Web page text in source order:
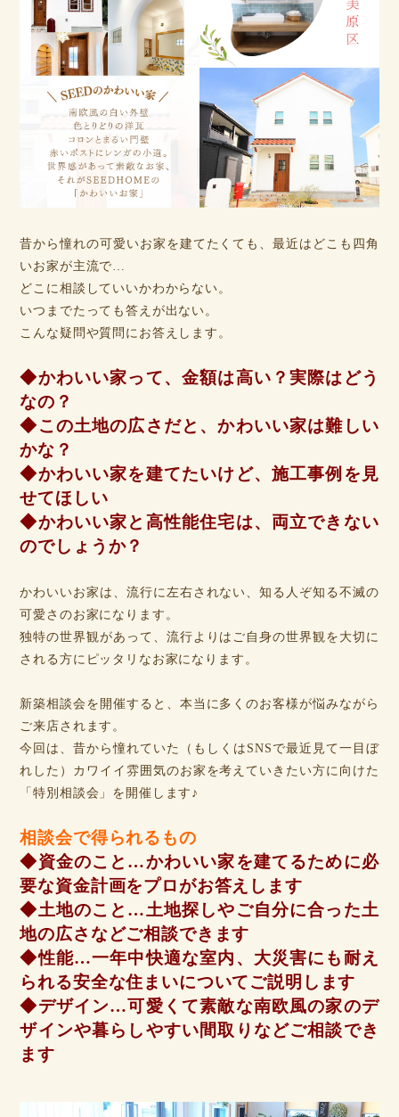
昔から憧れの可愛いお家を建てたくても、最近はどこも四角
いお家が主流で…
どこに相談していいかわからない。
いつまでたっても答えが出ない。
こんな疑問や質問にお答えします。
◆かわいい家って、金額は高い？実際はどう
なの？
◆この土地の広さだと、かわいい家は難しい
かな？
◆かわいい家を建てたいけど、施工事例を見
せてほしい
◆かわいい家と高性能住宅は、両立できない
のでしょうか？
かわいいお家は、流行に左右されない、知る人ぞ知る不滅の
可愛さのお家になります。
独特の世界観があって、流行よりはご自身の世界観を大切に
される方にピッタリなお家になります。
新築相談会を開催すると、本当に多くのお客様が悩みながら
ご来店されます。
今回は、昔から憧れていた（もしくはSNSで最近見て一目ぼ
れした）カワイイ雰囲気のお家を考えていきたい方に向けた
「特別相談会」を開催します♪
相談会で得られるもの
◆資金のこと…かわいい家を建てるために必
要な資金計画をプロがお答えします
◆土地のこと…土地探しやご自分に合った土
地の広さなどご相談できます
◆性能…一年中快適な室内、大災害にも耐え
られる安全な住まいについてご説明します
◆デザイン…可愛くて素敵な南欧風の家のデ
ザインや暮らしやすい間取りなどご相談でき
ます